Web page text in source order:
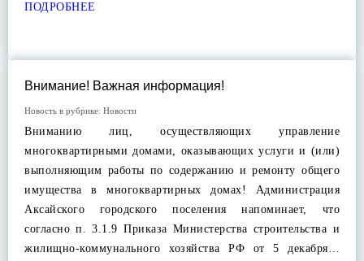
ПОДРОБНЕЕ
Внимание! Важная информация!
Новость в рубрике: Новости
Вниманию лиц, осуществляющих управление
многоквартирными домами, оказывающих услуги и (или)
выполняющим работы по содержанию и ремонту общего
имущества в многоквартирных домах! Администрация
Аксайского городского поселения напоминает, что
согласно п. 3.1.9 Приказа Министерства строительства и
жилищно-коммунального хозяйства РФ от 5 декабря…